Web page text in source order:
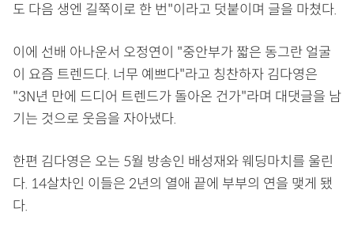
도 다음 생엔 길쭉이로 한 번"이라고 덧붙이며 글을 마쳤다.
이에 선배 아나운서 오정연이 "중안부가 짧은 동그란 얼굴
이 요즘 트렌드다. 너무 예쁘다"라고 칭찬하자 김다영은
"3N년 만에 드디어 트렌드가 돌아온 건가"라며 대댓글을 남
기는 것으로 웃음을 자아냈다.
한편 김다영은 오는 5월 방송인 배성재와 웨딩마치를 울린
다. 14살차인 이들은 2년의 열애 끝에 부부의 연을 맺게 됐
다.